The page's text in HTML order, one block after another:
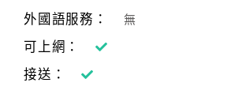
外國語服務： 無
可上網：
接送：